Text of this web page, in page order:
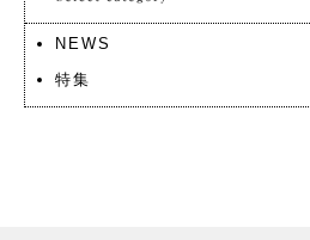
NEWS
特集